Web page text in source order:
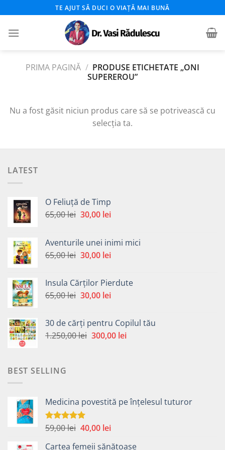
to
content
TE AJUT SĂ DUCI O VIAȚĂ MAI BUNĂ
PRIMA PAGINĂ / PRODUSE ETICHETATE „ONI
SUPEREROU”
Nu a fost găsit niciun produs care să se potrivească cu
selecția ta.
LATEST
O Feliuță de Timp
65,00lei Prețul
fost:
65,00 lei.
30,00 leiPrețul
30,00 lei.
Aventurile unei inimi mici
65,00lei Prețul
fost:
65,00 lei.
30,00 leiPrețul
30,00 lei.
Insula Cărților Pierdute
65,00lei Prețul
fost:
65,00 lei.
30,00 leiPrețul
30,00 lei.
30 de cărți pentru Copilul tău
1.250,00lei Prețul
300,00 leiPrețul
BEST SELLING
Medicina povestită pe înțelesul tuturor
Evaluat la
59,00lei Prețul
40,00 leiPrețul
Cartea femeii sănătoase